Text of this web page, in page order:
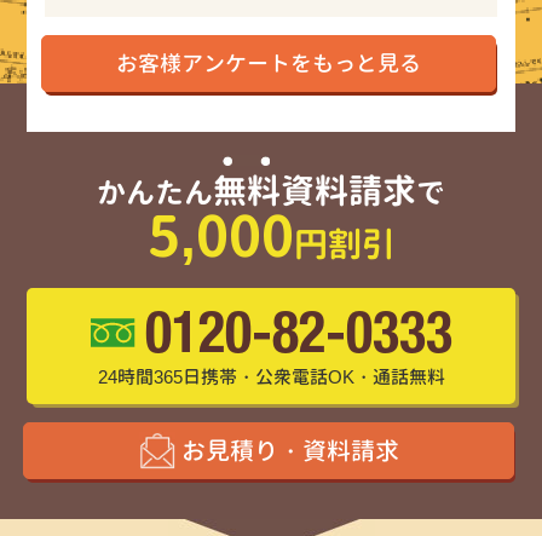
したが、突然T…
2026.06.19
一番シンプルな火葬式プランを行い
ましたが、決し…
2026.06.14
面会を希望に沿って出来た事が嬉し
お客様アンケートをもっと見る
かんたん無料資料請求で
5,000円割引
0120-82-0333
24時間365日携帯・公衆電話OK・通話無料
お見積り・資料請求